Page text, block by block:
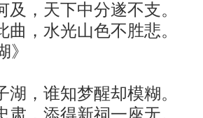
及，天下中分遂不支。
曲，水光山色不胜悲。
》
湖，谁知梦醒却模糊。